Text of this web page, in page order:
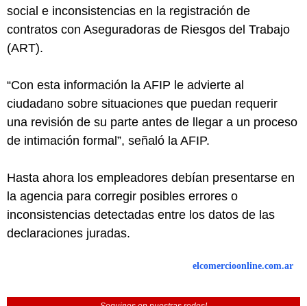
social e inconsistencias en la registración de
contratos con Aseguradoras de Riesgos del Trabajo
(ART).
“Con esta información la AFIP le advierte al
ciudadano sobre situaciones que puedan requerir
una revisión de su parte antes de llegar a un proceso
de intimación formal”, señaló la AFIP.
Hasta ahora los empleadores debían presentarse en
la agencia para corregir posibles errores o
inconsistencias detectadas entre los datos de las
declaraciones juradas.
elcomercioonline.com.ar